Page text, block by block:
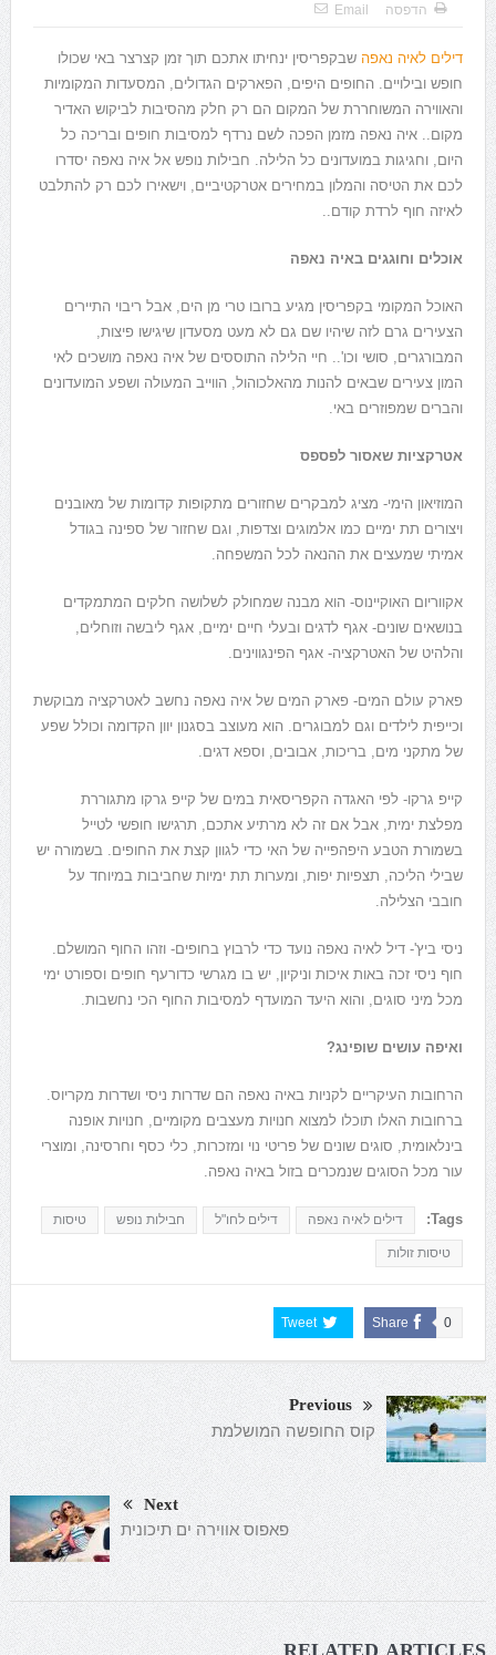
הדפסה
Email
דילים לאיה נאפה שבקפריסין ינחיתו אתכם תוך זמן קצרצר באי שכולו
חופש ובילויים. החופים היפים, הפארקים הגדולים, המסעדות המקומיות
והאווירה המשוחררת של המקום הם רק חלק מהסיבות לביקוש האדיר
מקום.. איה נאפה מזמן הפכה לשם נרדף למסיבות חופים ובריכה כל
היום, וחגיגות במועדונים כל הלילה. חבילות נופש אל איה נאפה יסדרו
לכם את הטיסה והמלון במחירים אטרקטיביים, וישאירו לכם רק להתלבט
לאיזה חוף לרדת קודם..
אוכלים וחוגגים באיה נאפה
האוכל המקומי בקפריסין מגיע ברובו טרי מן הים, אבל ריבוי התיירים
הצעירים גרם לזה שיהיו שם גם לא מעט מסעדון שיגישו פיצות,
המבורגרים, סושי וכו'.. חיי הלילה התוססים של איה נאפה מושכים לאי
המון צעירים שבאים להנות מהאלכוהול, הווייב המעולה ושפע המועדונים
והברים שמפוזרים באי.
אטרקציות שאסור לפספס
המוזיאון הימי- מציג למבקרים שחזורים מתקופות קדומות של מאובנים
ויצורים תת ימיים כמו אלמוגים וצדפות, וגם שחזור של ספינה בגודל
אמיתי שמעצים את ההנאה לכל המשפחה.
אקווריום האוקיינוס- הוא מבנה שמחולק לשלושה חלקים המתמקדים
בנושאים שונים- אגף לדגים ובעלי חיים ימיים, אגף ליבשה וזוחלים,
והלהיט של האטרקציה- אגף הפינגווינים.
פארק עולם המים- פארק המים של איה נאפה נחשב לאטרקציה מבוקשת
וכייפית לילדים וגם למבוגרים. הוא מעוצב בסגנון יוון הקדומה וכולל שפע
של מתקני מים, בריכות, אבובים, וספא דגים.
קייפ גרקו- לפי האגדה הקפריסאית במים של קייפ גרקו מתגוררת
מפלצת ימית, אבל אם זה לא מרתיע אתכם, תרגישו חופשי לטייל
בשמורת הטבע היפהפייה של האי כדי לגוון קצת את החופים. בשמורה יש
שבילי הליכה, תצפיות יפות, ומערות תת ימיות שחביבות במיוחד על
חובבי הצלילה.
ניסי ביץ'- דיל לאיה נאפה נועד כדי לרבוץ בחופים- וזהו החוף המושלם.
חוף ניסי זכה באות איכות וניקיון, יש בו מגרשי כדורעף חופים וספורט ימי
מכל מיני סוגים, והוא היעד המועדף למסיבות החוף הכי נחשבות.
ואיפה עושים שופינג?
הרחובות העיקריים לקניות באיה נאפה הם שדרות ניסי ושדרות מקריוס.
ברחובות האלו תוכלו למצוא חנויות מעצבים מקומיים, חנויות אופנה
בינלאומית, סוגים שונים של פריטי נוי ומזכרות, כלי כסף וחרסינה, ומוצרי
עור מכל הסוגים שנמכרים בזול באיה נאפה.
Tags: דילים לאיה נאפה דילים לחו"ל חבילות נופש טיסות
טיסות זולות
Share 0
Tweet
Previous
קוס החופשה המושלמת
Next
פאפוס אווירה ים תיכונית